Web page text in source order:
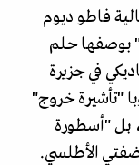
فاطو ديوم
بوصفها حلم
في جزيرة
"تأشيرة خروج"
بل "أسطورة
الأطلسي.